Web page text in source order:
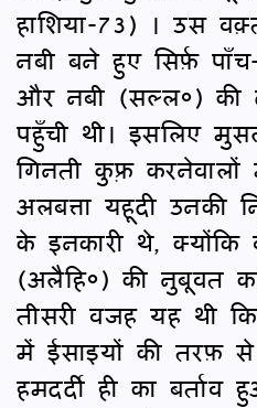
हाशिया-73) । उस
नबी बने हुए सिर्फ़
और नबी (सल्ल०) की
पहुँची थी। इसलिए
गिनती कुफ़्र
अलबत्ता यहूदी उनकी
के इनकारी थे,
(अलैहि०) की नुबूवत
तीसरी वजह यह थी
में ईसाइयों की तरफ़
हमदर्दी ही का